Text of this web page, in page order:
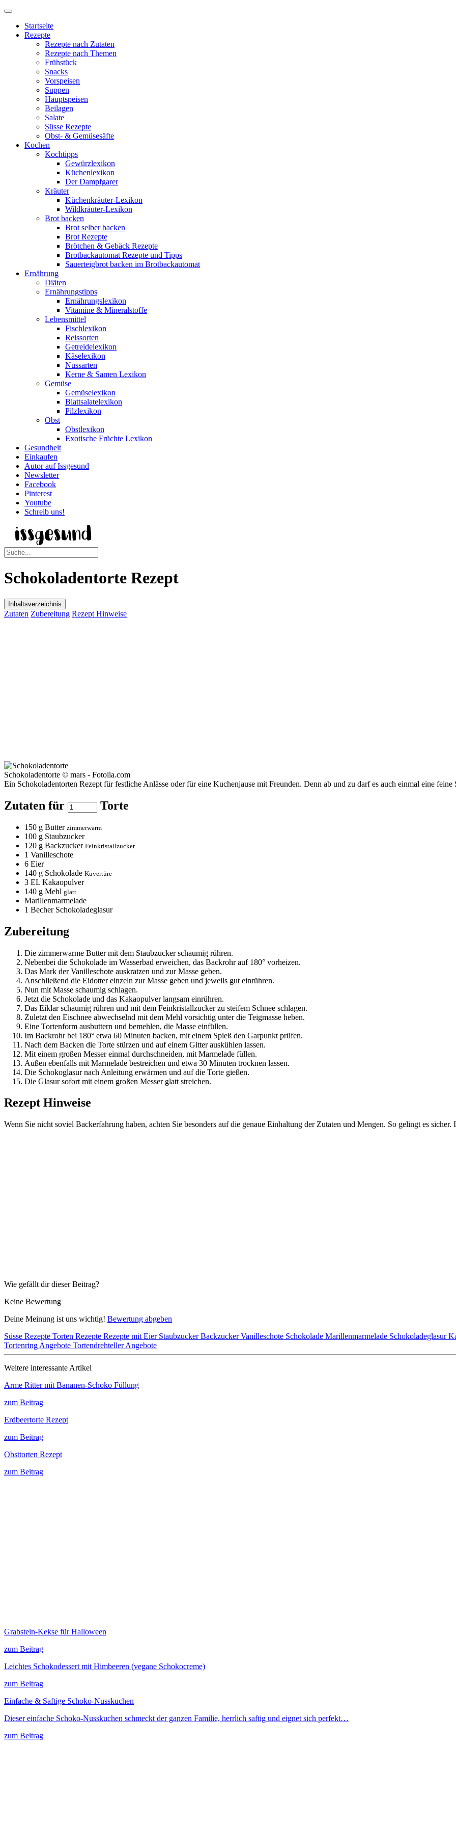
Startseite
Rezepte
Rezepte nach Zutaten
Rezepte nach Themen
Frühstück
Snacks
Vorspeisen
Suppen
Hauptspeisen
Beilagen
Salate
Süsse Rezepte
Obst- & Gemüsesäfte
Kochen
Kochtipps
Gewürzlexikon
Küchenlexikon
Der Dampfgarer
Kräuter
Küchenkräuter-Lexikon
Wildkräuter-Lexikon
Brot backen
Brot selber backen
Brot Rezepte
Brötchen & Gebäck Rezepte
Brotbackautomat Rezepte und Tipps
Sauerteigbrot backen im Brotbackautomat
Ernährung
Diäten
Ernährungstipps
Ernährungslexikon
Vitamine & Mineralstoffe
Lebensmittel
Fischlexikon
Reissorten
Getreidelexikon
Käselexikon
Nussarten
Kerne & Samen Lexikon
Gemüse
Gemüselexikon
Blattsalatelexikon
Pilzlexikon
Obst
Obstlexikon
Exotische Früchte Lexikon
Gesundheit
Einkaufen
Autor auf Issgesund
Newsletter
Facebook
Pinterest
Youtube
Schreib uns!
Schokoladentorte Rezept
Inhaltsverzeichnis
Zutaten Zubereitung Rezept Hinweise
Schokoladentorte © mars - Fotolia.com
Ein Schokoladentorten Rezept für festliche Anlässe oder für eine Kuchenjause mit Freunden. Denn ab und zu darf es auch einmal eine
Zutaten für Torte
150 g Butter zimmerwarm
100 g Staubzucker
120 g Backzucker Feinkristallzucker
1 Vanilleschote
6 Eier
140 g Schokolade Kuvertüre
3 EL Kakaopulver
140 g Mehl glatt
Marillenmarmelade
1 Becher Schokoladeglasur
Zubereitung
Die zimmerwarme Butter mit dem Staubzucker schaumig rühren.
Nebenbei die Schokolade im Wasserbad erweichen, das Backrohr auf 180° vorheizen.
Das Mark der Vanilleschote auskratzen und zur Masse geben.
Anschließend die Eidotter einzeln zur Masse geben und jeweils gut einrühren.
Nun mit Masse schaumig schlagen.
Jetzt die Schokolade und das Kakaopulver langsam einrühren.
Das Eiklar schaumig rühren und mit dem Feinkristallzucker zu steifem Schnee schlagen.
Zuletzt den Eischnee abwechselnd mit dem Mehl vorsichtig unter die Teigmasse heben.
Eine Tortenform ausbuttern und bemehlen, die Masse einfüllen.
Im Backrohr bei 180° etwa 60 Minuten backen, mit einem Spieß den Garpunkt prüfen.
Nach dem Backen die Torte stürzen und auf einem Gitter auskühlen lassen.
Mit einem großen Messer einmal durchschneiden, mit Marmelade füllen.
Außen ebenfalls mit Marmelade bestreichen und etwa 30 Minuten trocknen lassen.
Die Schokoglasur nach Anleitung erwärmen und auf die Torte gießen.
Die Glasur sofort mit einem großen Messer glatt streichen.
Rezept Hinweise
Wenn Sie nicht soviel Backerfahrung haben, achten Sie besonders auf die genaue Einhaltung der Zutaten und Mengen. So gelingt es
Wie gefällt dir dieser Beitrag?
Keine Bewertung
Deine Meinung ist uns wichtig! Bewertung abgeben
Süsse Rezepte Torten Rezepte Rezepte mit Eier StaubzuckerBackzuckerVanilleschote Schokolade Marillenmarmelade Schokoladeglasur
Tortenring Angebote Tortendrehteller Angebote
Weitere interessante Artikel
Arme Ritter mit Bananen-Schoko Füllung
zum Beitrag
Erdbeertorte Rezept
zum Beitrag
Obsttorten Rezept
zum Beitrag
Grabstein-Kekse für Halloween
zum Beitrag
Leichtes Schokodessert mit Himbeeren (vegane Schokocreme)
zum Beitrag
Einfache & Saftige Schoko-Nusskuchen
Dieser einfache Schoko-Nusskuchen schmeckt der ganzen Familie, herrlich saftig und eignet sich perfekt…
zum Beitrag